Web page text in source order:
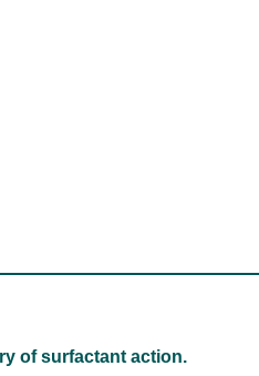
of surfactant action.